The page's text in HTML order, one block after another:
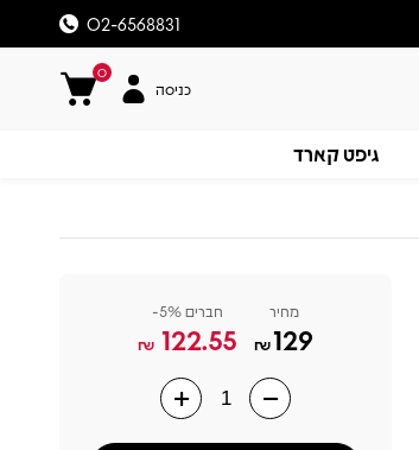
02-6568831
0
כניסה
גיפט קארד
מחיר
129
₪
חברים 5%-
122.55
₪